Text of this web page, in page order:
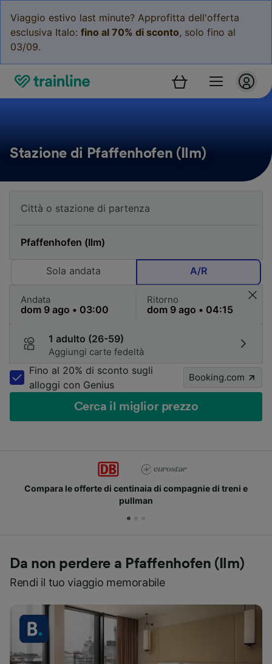
Viaggio estivo last minute? Approfitta dell'offerta
esclusiva Italo: fino al 70% di sconto, solo fino al
03/09.
Stazione di Pfaffenhofen (Ilm)
Sola andata A/R
Andata Ritorno
1 adulto (26-59)
Aggiungi carte fedeltà
Fino al 20% di sconto sugli
alloggi con Genius
Booking.com
Cerca il miglior prezzo
di compagnie di treni e
Unisciti ai milioni di
Da non perdere a Pfaffenhofen (Ilm)
Rendi il tuo viaggio memorabile